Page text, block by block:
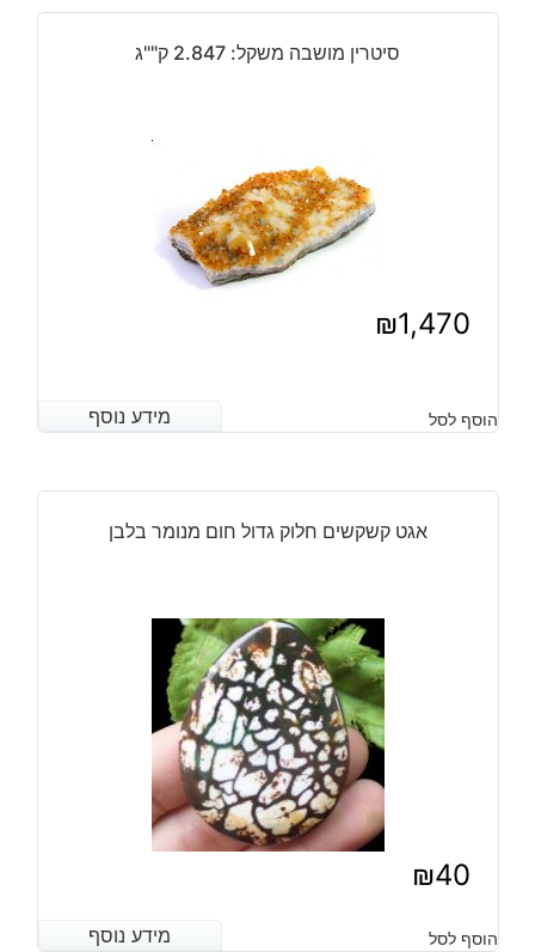
סיטרין מושבה משקל: 2.847 ק""ג
₪1,470
מידע נוסף הוסף לסל מידע נוסף
אגט קשקשים חלוק גדול חום מנומר בלבן
₪40
מידע נוסף הוסף לסל מידע נוסף